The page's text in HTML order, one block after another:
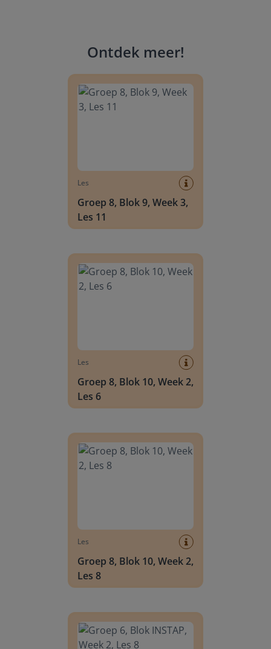
Ontdek meer!
Les
Groep 8, Blok 9, Week 3,
Les 11
Les
Groep 8, Blok 10, Week 2,
Les 6
Les
Groep 8, Blok 10, Week 2,
Les 8